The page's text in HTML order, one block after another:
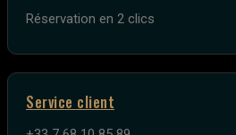
Réservation en 2 clics
Service client